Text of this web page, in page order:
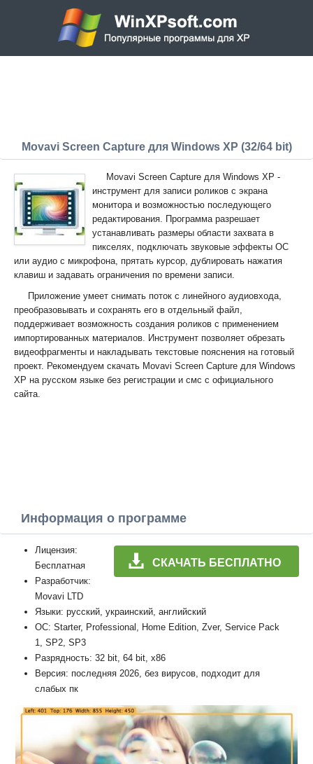
Movavi Screen Capture для Windows XP (32/64 bit)
Movavi Screen Capture для Windows XP -
инструмент для записи роликов с экрана
монитора и возможностью последующего
редактирования. Программа разрешает
устанавливать размеры области захвата в
пикселях, подключать звуковые эффекты ОС
или аудио с микрофона, прятать курсор, дублировать нажатия
клавиш и задавать ограничения по времени записи.
Приложение умеет снимать поток с линейного аудиовхода,
преобразовывать и сохранять его в отдельный файл,
поддерживает возможность создания роликов с применением
импортированных материалов. Инструмент позволяет обрезать
видеофрагменты и накладывать текстовые пояснения на готовый
проект. Рекомендуем скачать Movavi Screen Capture для Windows
XP на русском языке без регистрации и смс с официального
сайта.
Информация о программе
СКАЧАТЬ БЕСПЛАТНО
Лицензия:
Бесплатная
Разработчик:
Movavi LTD
Языки: русский, украинский, английский
ОС: Starter, Professional, Home Edition, Zver, Service Pack
1, SP2, SP3
Разрядность: 32 bit, 64 bit, x86
Версия: последняя 2026, без вирусов, подходит для
слабых пк